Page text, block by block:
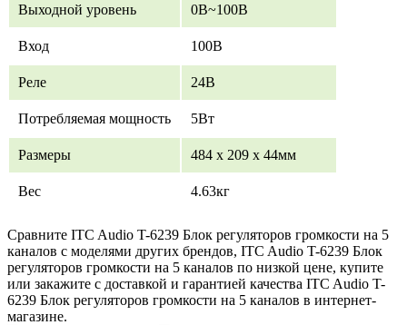
Выходной уровень 0В~100В
Вход 100В
Реле 24В
Потребляемая мощность 5Вт
Размеры 484 х 209 х 44мм
Вес 4.63кг
Сравните ITC Audio T-6239 Блок регуляторов громкости на 5
каналов с моделями других брендов, ITC Audio T-6239 Блок
регуляторов громкости на 5 каналов по низкой цене, купите
или закажите с доставкой и гарантией качества ITC Audio T-
6239 Блок регуляторов громкости на 5 каналов в интернет-
магазине.